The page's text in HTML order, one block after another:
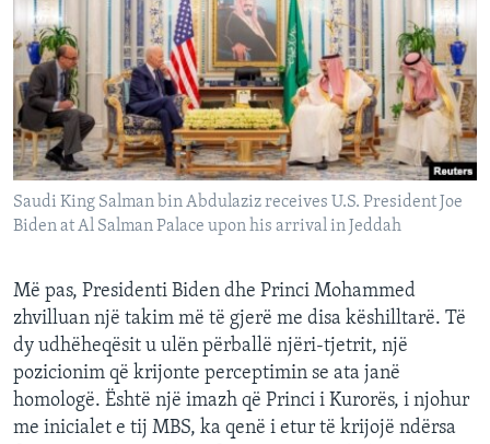
Saudi King Salman bin Abdulaziz receives U.S. President Joe
Biden at Al Salman Palace upon his arrival in Jeddah
Më pas, Presidenti Biden dhe Princi Mohammed
zhvilluan një takim më të gjerë me disa këshilltarë. Të
dy udhëheqësit u ulën përballë njëri-tjetrit, një
pozicionim që krijonte perceptimin se ata janë
homologë. Është një imazh që Princi i Kurorës, i njohur
me inicialet e tij MBS, ka qenë i etur të krijojë ndërsa